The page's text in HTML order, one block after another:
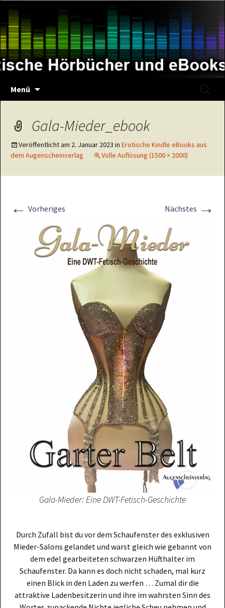
Inhalt
springen
Menü
Gala-Mieder_ebook
Veröffentlicht am 2. Januar 2023 in Erotische Kindle eBooks aus
dem Augenscheinverlag
Volle Auflösung (1500 × 2000)
← Vorheriges Nächstes →
Gala-Mieder: Eine DWT-Fetisch-Geschichte
Durch Zufall bist du vor dem Schaufenster des exklusiven
Mieder-Salons gelandet und warst gleich wie gebannt von
dem edel gearbeiteten schwarzen Hüfthalter im
Schaufenster. Da kann es doch nicht schaden, mal kurz
einen Blick in den Laden zu werfen … Zumal dir die
attraktive Ladenbesitzerin und ihre im wahrsten Sinn des